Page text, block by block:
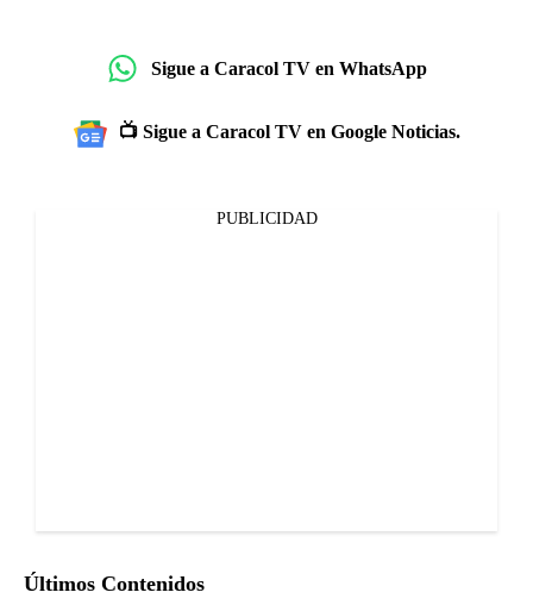
Sigue a Caracol TV en WhatsApp
📺 Sigue a Caracol TV en Google Noticias.
PUBLICIDAD
Últimos Contenidos